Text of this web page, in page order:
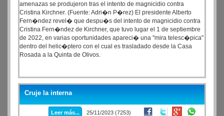
amenazas se produjeron tras el intento de magnicidio contra
Cristina Kirchner. (Fuente: Adri�n P�rez) El presidente Alberto
Fern�ndez revel� que despu�s del intento de magnicidio contra
Cristina Fern�ndez de Kirchner, que tuvo lugar el 1 de septiembre
de 2022, en varias oportunidades apareci� una "mira telesc�pica"
dentro del helic�ptero con el cual es trasladado desde la Casa
Rosada a la Quinta de Olivos.
Cruje la interna
Leer más... 25/11/2023 (7253)